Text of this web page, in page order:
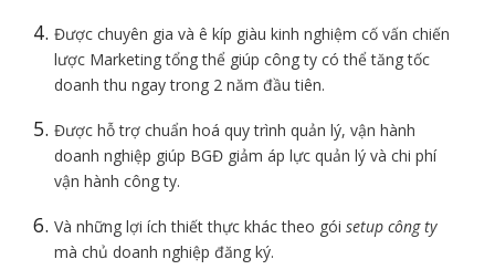
Được chuyên gia và ê kíp giàu kinh nghiệm cố vấn chiến
lược Marketing tổng thể giúp công ty có thể tăng tốc
doanh thu ngay trong 2 năm đầu tiên.
Được hỗ trợ chuẩn hoá quy trình quản lý, vận hành
doanh nghiệp giúp BGĐ giảm áp lực quản lý và chi phí
vận hành công ty.
Và những lợi ích thiết thực khác theo góisetup công ty
mà chủ doanh nghiệp đăng ký.